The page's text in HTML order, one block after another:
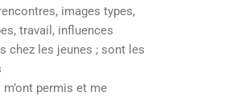
images types,
travail, influences
chez les jeunes ; sont les
permis et me